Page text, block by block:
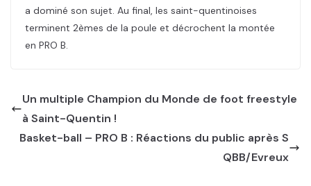
a dominé son sujet. Au final, les saint-quentinoises
terminent 2èmes de la poule et décrochent la montée
en PRO B.
Un multiple Champion du Monde de foot freestyle
à Saint-Quentin !
Basket-ball – PRO B : Réactions du public après S
QBB/Evreux